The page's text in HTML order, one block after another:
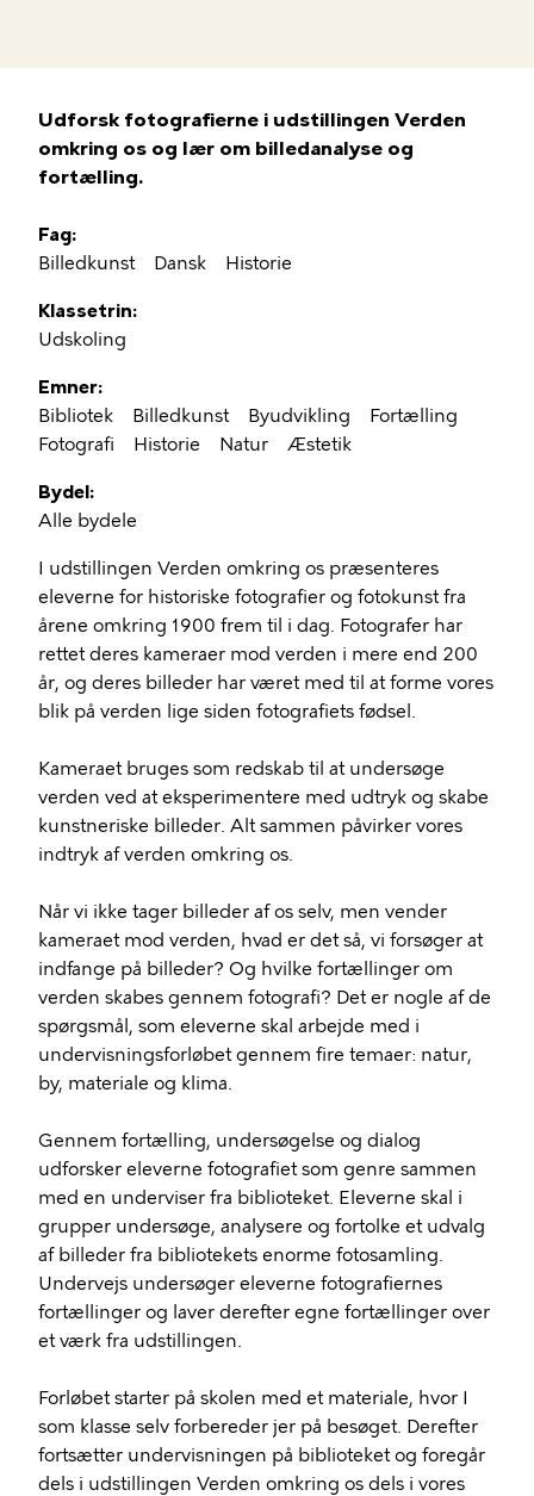
Udforsk fotografierne i udstillingen Verden
omkring os og lær om billedanalyse og
fortælling.
Fag
Billedkunst
Dansk Historie
Klassetrin
Udskoling
Emner
Bibliotek
Billedkunst Byudvikling
Fortælling
Fotografi
Historie Natur Æstetik
Bydel
Alle bydele
I udstillingen Verden omkring os præsenteres
eleverne for historiske fotografier og fotokunst fra
årene omkring 1900 frem til i dag. Fotografer har
rettet deres kameraer mod verden i mere end 200
år, og deres billeder har været med til at forme vores
blik på verden lige siden fotografiets fødsel.
Kameraet bruges som redskab til at undersøge
verden ved at eksperimentere med udtryk og skabe
kunstneriske billeder. Alt sammen påvirker vores
indtryk af verden omkring os.
Når vi ikke tager billeder af os selv, men vender
kameraet mod verden, hvad er det så, vi forsøger at
indfange på billeder? Og hvilke fortællinger om
verden skabes gennem fotografi? Det er nogle af de
spørgsmål, som eleverne skal arbejde med i
undervisningsforløbet gennem fire temaer: natur,
by, materiale og klima.
Gennem fortælling, undersøgelse og dialog
udforsker eleverne fotografiet som genre sammen
med en underviser fra biblioteket. Eleverne skal i
grupper undersøge, analysere og fortolke et udvalg
af billeder fra bibliotekets enorme fotosamling.
Undervejs undersøger eleverne fotografiernes
fortællinger og laver derefter egne fortællinger over
et værk fra udstillingen.
Forløbet starter på skolen med et materiale, hvor I
som klasse selv forbereder jer på besøget. Derefter
fortsætter undervisningen på biblioteket og foregår
dels i udstillingen Verden omkring os dels i vores